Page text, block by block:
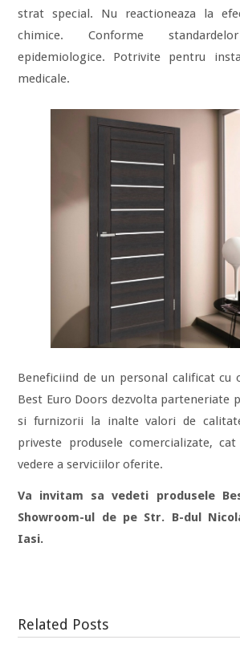
strat special. Nu reactioneaza la
chimice. Conforme
epidemiologice. Potrivite pentru
medicale.
Beneficiind de un personal calificat cu
Best Euro Doors dezvolta parteneriate
si furnizorii la inalte valori de
priveste produsele comercializate,
vedere a serviciilor oferite.
Va invitam sa vedeti produsele
Showroom-ul de pe Str. B-dul
Iasi.
Related Posts